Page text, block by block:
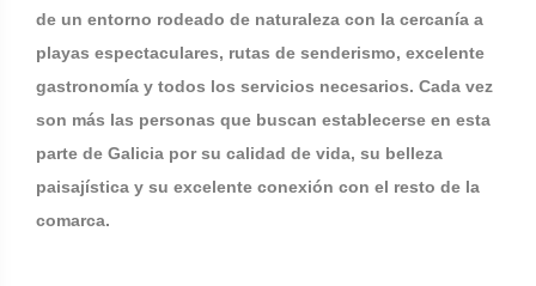
de un entorno rodeado de naturaleza con la cercanía a
playas espectaculares, rutas de senderismo, excelente
gastronomía y todos los servicios necesarios. Cada vez
son más las personas que buscan establecerse en esta
parte de Galicia por su calidad de vida, su belleza
paisajística y su excelente conexión con el resto de la
comarca.